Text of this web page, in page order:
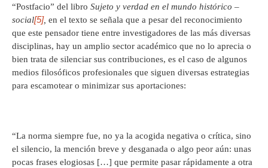
“Postfacio” del libro Sujeto y verdad en el mundo histórico –
social[5], en el texto se señala que a pesar del reconocimiento
que este pensador tiene entre investigadores de las más diversas
disciplinas, hay un amplio sector académico que no lo aprecia o
bien trata de silenciar sus contribuciones, es el caso de algunos
medios filosóficos profesionales que siguen diversas estrategias
para escamotear o minimizar sus aportaciones:
“La norma siempre fue, no ya la acogida negativa o crítica, sino
el silencio, la mención breve y desganada o algo peor aún: unas
pocas frases elogiosas […] que permite pasar rápidamente a otra